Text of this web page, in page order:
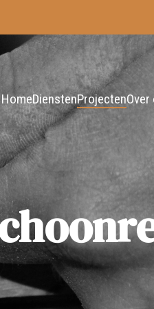
HomeDienstenProjecten